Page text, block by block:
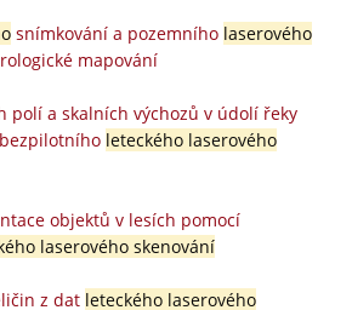
snímkování a pozemního laserového
mapování
polí a skalních výchozů v údolí řeky
leteckého laserového
objektů v lesích pomocí
laserového skenování
z dat leteckého laserového